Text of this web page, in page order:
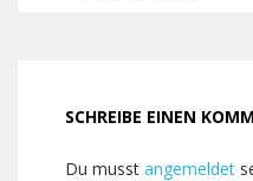
SCHREIBE EINEN
Du musst angemeldet